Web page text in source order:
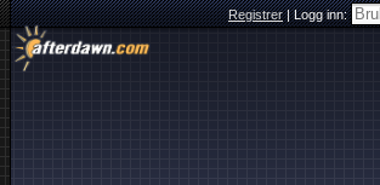
Registrer|Logg inn: